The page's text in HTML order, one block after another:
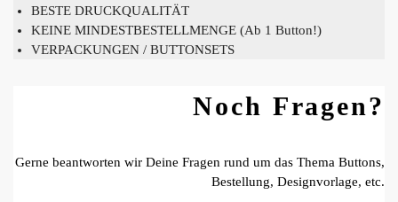
BESTE DRUCKQUALITÄT
KEINE MINDESTBESTELLMENGE (Ab 1 Button!)
VERPACKUNGEN / BUTTONSETS
Noch Fragen?
Gerne beantworten wir Deine Fragen rund um das Thema Buttons,
Bestellung, Designvorlage, etc.